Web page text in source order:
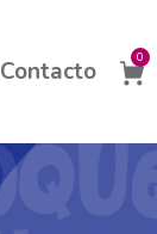
Contacto 0